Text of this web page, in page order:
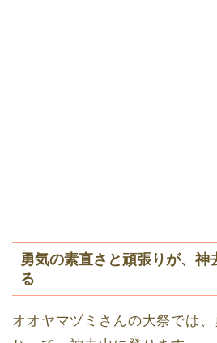
勇気の素直さと頑張りが、神
る
オオヤマヅミさんの大祭では